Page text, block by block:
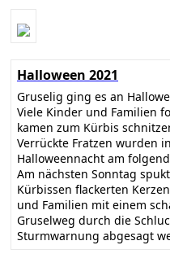
Halloween 2021
Gruselig ging es an
Viele Kinder und Familien
kamen zum Kürbis
Verrückte Fratzen wurden
Halloweennacht am
Am nächsten Sonntag
Kürbissen flackerten
und Familien mit einem
Gruselweg durch die
Sturmwarnung abgesagt